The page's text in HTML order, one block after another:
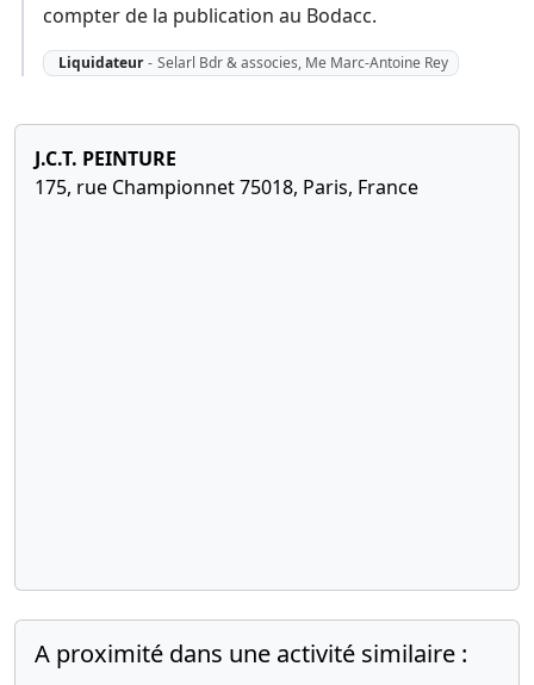
compter de la publication au Bodacc.
Liquidateur - Selarl Bdr & associes, Me Marc-Antoine Rey
J.C.T. PEINTURE
175, rue Championnet 75018, Paris, France
A proximité dans une activité similaire :